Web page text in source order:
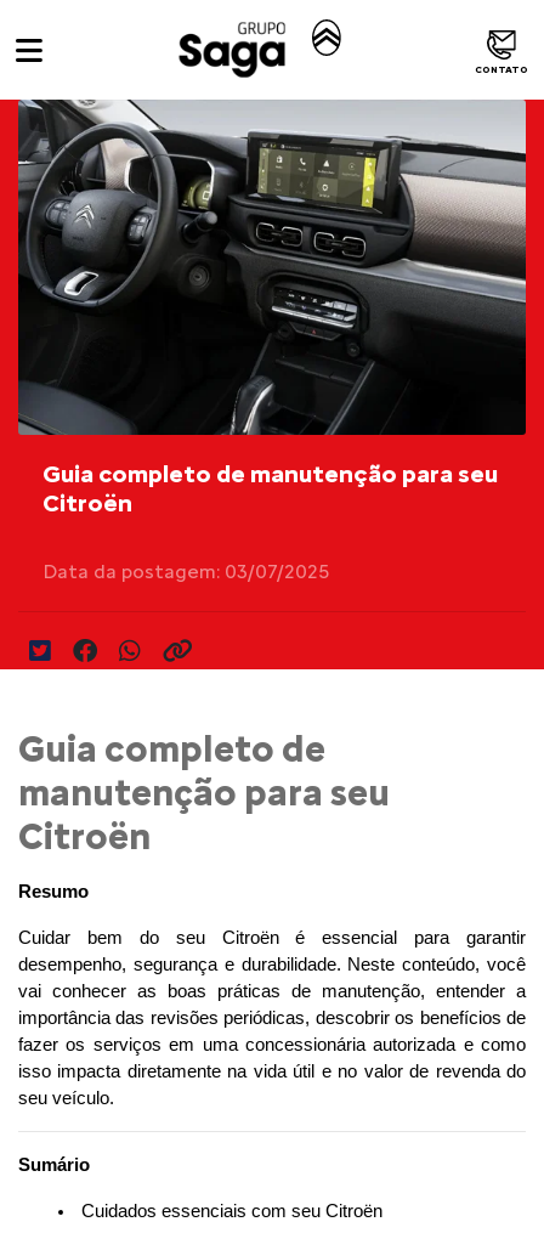
CONTATO
Guia completo de manutenção para seu
Citroën
Data da postagem: 03/07/2025
Guia completo de
manutenção para seu
Citroën
Resumo
Cuidar bem do seu Citroën é essencial para garantir
desempenho, segurança e durabilidade. Neste conteúdo, você
vai conhecer as boas práticas de manutenção, entender a
importância das revisões periódicas, descobrir os benefícios de
fazer os serviços em uma concessionária autorizada e como
isso impacta diretamente na vida útil e no valor de revenda do
seu veículo.
Sumário
Cuidados essenciais com seu Citroën